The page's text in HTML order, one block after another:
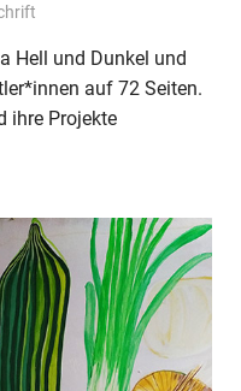
Hell und Dunkel und
auf 72 Seiten.
ihre Projekte